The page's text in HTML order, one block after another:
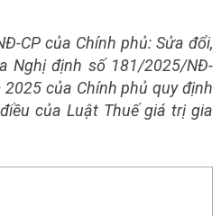
CP của Chính phủ: Sửa đổi,
Nghị định số 181/2025/NĐ-
của Chính phủ quy định
của Luật Thuế giá trị gia